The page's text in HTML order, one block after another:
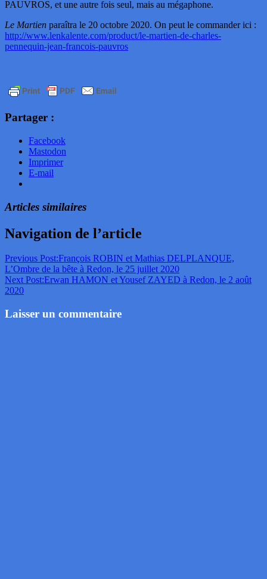
PAUVROS, et une autre fois seul, mais au mégaphone.
Le Martien paraîtra le 20 octobre 2020. On peut le commander ici :
http://www.lenkalente.com/product/le-martien-de-charles-
pennequin-jean-francois-pauvros
Partager :
Facebook
Mastodon
Imprimer
E-mail
Articles similaires
Navigation de l’article
Previous Post:François ROBIN et Mathias DELPLANQUE,
L’Ombre de la bête à Redon, le 25 juillet 2020
Next Post:Erwan HAMON et Yousef ZAYED à Redon, le 2 août
2020
Laisser un commentaire